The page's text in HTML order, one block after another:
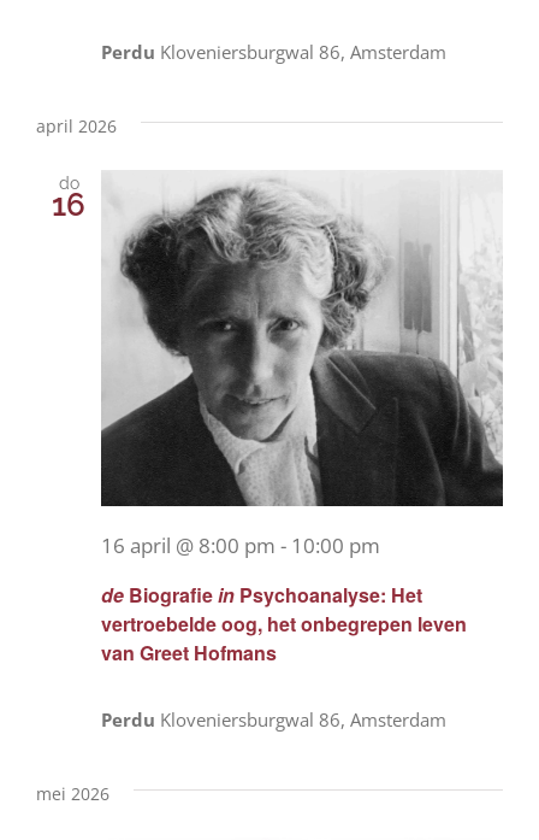
Perdu Kloveniersburgwal 86, Amsterdam
april 2026
do
16
de Biografiein Psychoanalyse: Het
vertroebelde oog, het onbegrepen leven
van Greet Hofmans
16 april @ 8:00 pm - 10:00 pm
Perdu Kloveniersburgwal 86, Amsterdam
mei 2026